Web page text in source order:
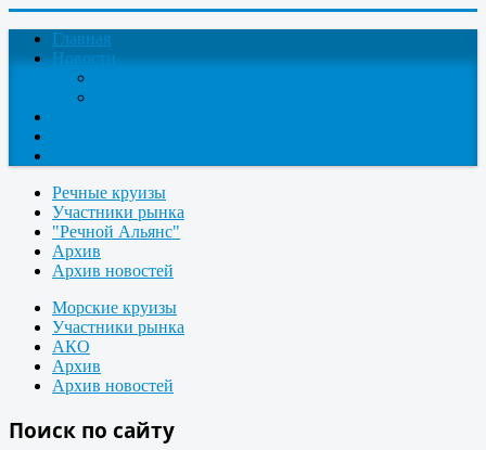
Главная
Новости
Речные круизы
Участники рынка
"Речной Альянс"
Архив
Архив новостей
Морские круизы
Участники рынка
АКО
Архив
Архив новостей
Поиск по сайту